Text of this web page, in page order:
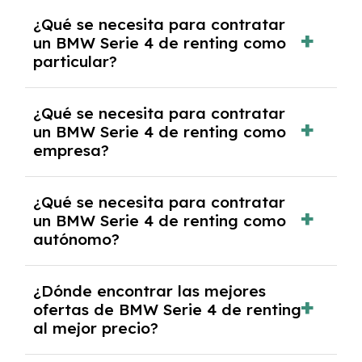
pero puede haber penalizaciones por
cancelación anticipada. Es importante revisar
las condiciones del contrato y hablar con un
experto que te asesore.
¿Qué se necesita para contratar
un BMW Serie 4 de renting como
particular?
y, en algunos casos, una consulta de solvencia
crediticia y un pago inicial.
¿Qué se necesita para contratar
un BMW Serie 4 de renting como
empresa?
documentación financiera y, en algunos
casos, un informe de solvencia de la empresa
y un pago inicial.
¿Qué se necesita para contratar
un BMW Serie 4 de renting como
autónomo?
autónomos, justificante de ingresos y, en
algunos casos, un informe fiscal y un pago
inicial.
¿Dónde encontrar las mejores
ofertas de BMW Serie 4 de renting
al mejor precio?